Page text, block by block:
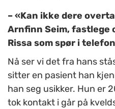
– «Kan ikke dere
Arnfinn Seim, fastlege
Rissa som spør i
Nå ser vi det fra hans
sitter en pasient han
han seg usikker. Hun er
tok kontakt i går på